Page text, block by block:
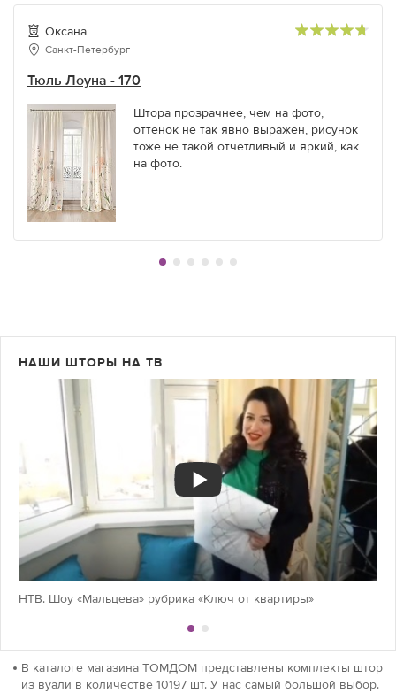
Оксана
Санкт-Петербург
Тюль Лоуна - 170
Штора прозрачнее, чем на фото,
оттенок не так явно выражен, рисунок
тоже не такой отчетливый и яркий, как
на фото.
НАШИ ШТОРЫ НА ТВ
НТВ. Шоу «Мальцева» рубрика «Ключ от квартиры»
В каталоге магазина ТОМДОМ представлены комплекты штор
из вуали в количестве 10197 шт. У нас самый большой выбор.